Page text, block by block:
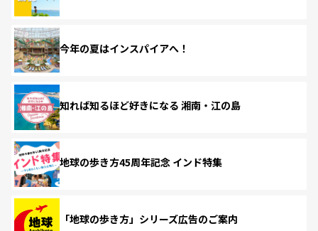
今年の夏はインスパイアへ！
知れば知るほど好きになる 湘南・江の島
地球の歩き方45周年記念 インド特集
「地球の歩き方」シリーズ広告のご案内